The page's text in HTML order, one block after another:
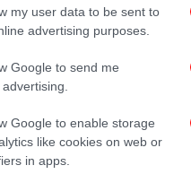
my user data to be sent to
advertising purposes.
Google to send me
Google to enable storage
like cookies on web or
in apps.
υπήρξε στενή
στο Μέγαρο Μαξίμου.
είναι εκείνη
ομιλία του στο
φιλία με τη Νάνσι
άνθρωποι, στις